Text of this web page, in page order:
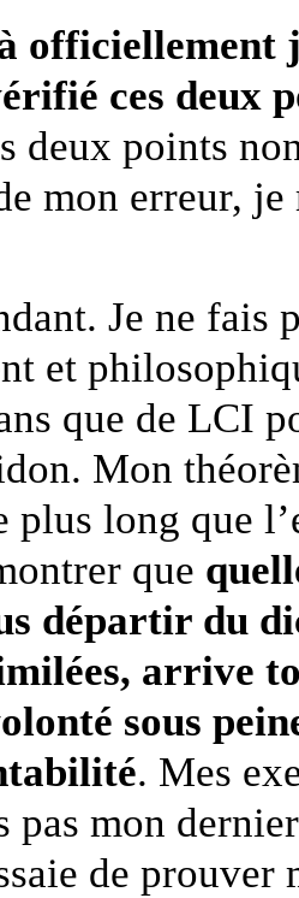
officiellement
ces deux
deux points
mon erreur,
Je ne fais
et
que de LCI
Mon
plus long que
que
départir du
arrive
sous
. Mes
pas mon
de prouver